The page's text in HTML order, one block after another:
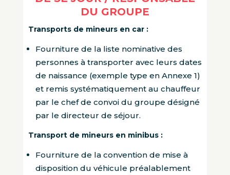
DU GROUPE
Transports de mineurs en car :
Fourniture de la liste nominative des
personnes à transporter avec leurs dates
de naissance (exemple type en Annexe 1)
et remis systématiquement au chauffeur
par le chef de convoi du groupe désigné
par le directeur de séjour.
Transport de mineurs en minibus :
Fourniture de la convention de mise à
disposition du véhicule préalablement